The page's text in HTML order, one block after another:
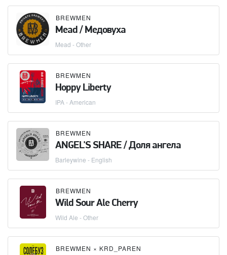
BREWMEN
Mead / Медовуха
Mead - Other
BREWMEN
Hoppy Liberty
IPA - American
BREWMEN
ANGEL'S SHARE / Доля ангела
Barleywine - English
BREWMEN
Wild Sour Ale Cherry
Wild Ale - Other
BREWMEN × KRD_PAREN